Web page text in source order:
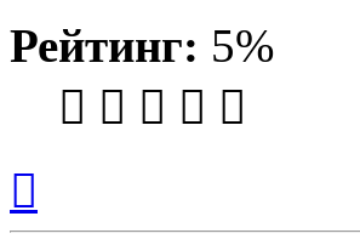
Рейтинг: 5%
началу